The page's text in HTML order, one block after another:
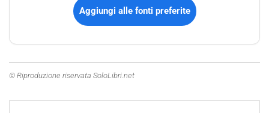
Aggiungi alle fonti preferite
© Riproduzione riservata SoloLibri.net